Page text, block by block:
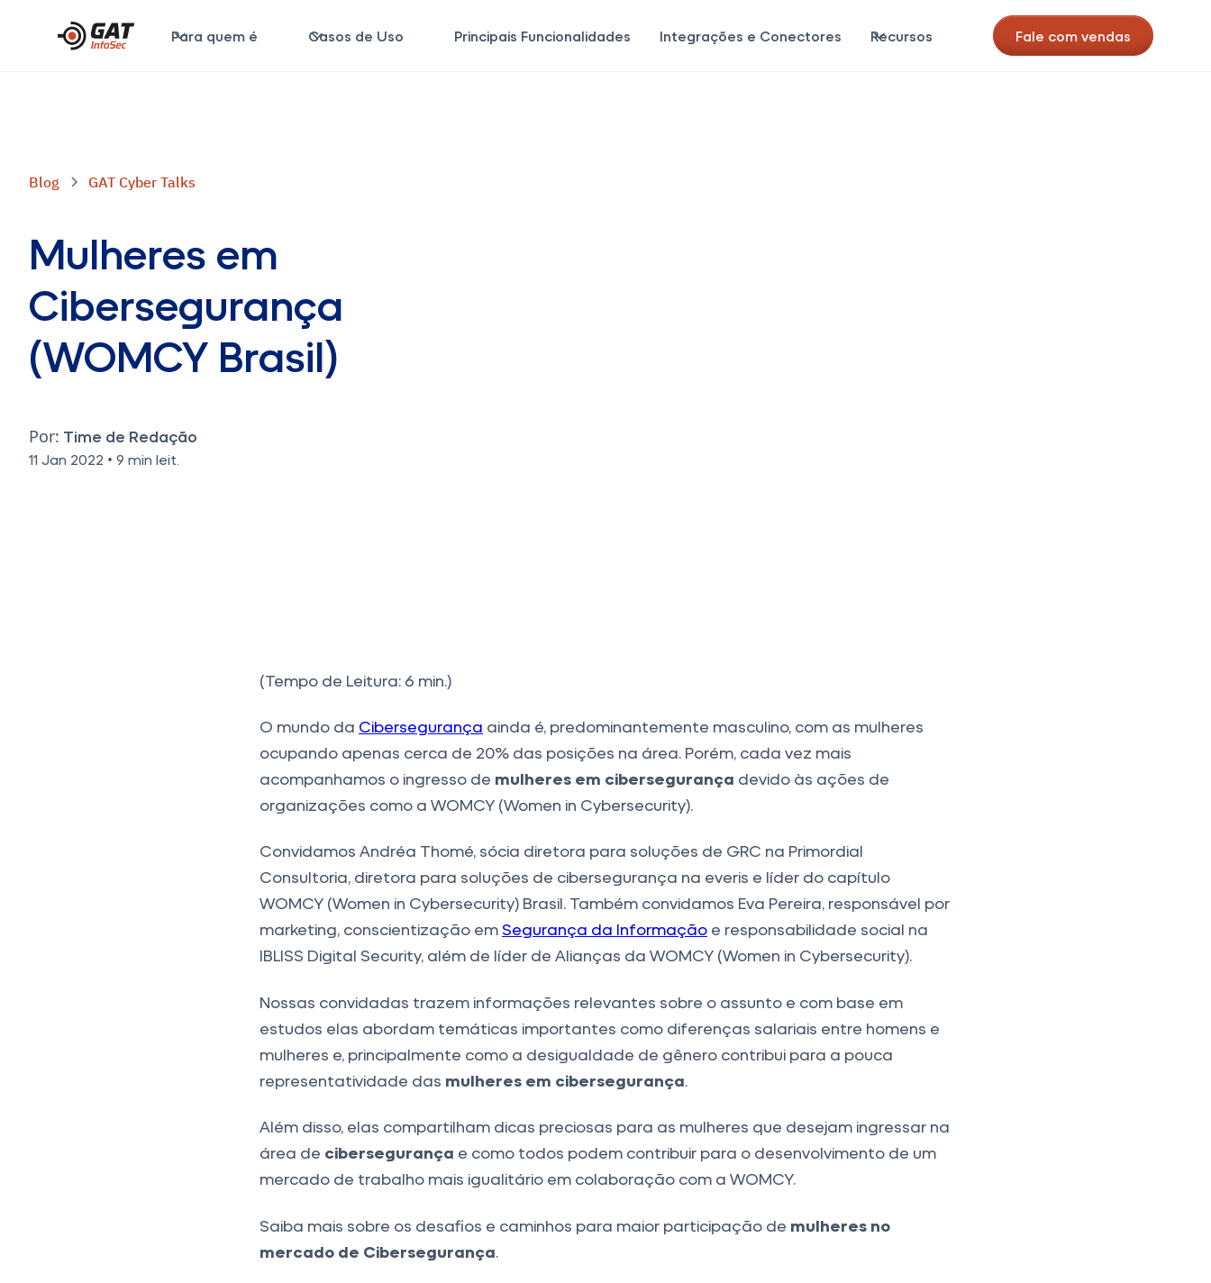
Para quem é Casos de Uso Principais Funcionalidades Integrações e Conectores Recursos Fale com vendas
Blog GAT Cyber Talks
Mulheres em
Cibersegurança
(WOMCY Brasil)
Por: Time de Redação
11 Jan 2022 • 9 min leit.
(Tempo de Leitura: 6 min.)
O mundo da Cibersegurança ainda é, predominantemente masculino, com as mulheres
ocupando apenas cerca de 20% das posições na área. Porém, cada vez mais
acompanhamos o ingresso de mulheres em cibersegurança devido às ações de
organizações como a WOMCY (Women in Cybersecurity).
Convidamos Andréa Thomé, sócia diretora para soluções de GRC na Primordial
Consultoria, diretora para soluções de cibersegurança na everis e líder do capítulo
WOMCY (Women in Cybersecurity) Brasil. Também convidamos Eva Pereira, responsável por
marketing, conscientização em Segurança da Informação e responsabilidade social na
IBLISS Digital Security, além de líder de Alianças da WOMCY (Women in Cybersecurity).
Nossas convidadas trazem informações relevantes sobre o assunto e com base em
estudos elas abordam temáticas importantes como diferenças salariais entre homens e
mulheres e, principalmente como a desigualdade de gênero contribui para a pouca
representatividade das mulheres em cibersegurança.
Além disso, elas compartilham dicas preciosas para as mulheres que desejam ingressar na
área de cibersegurança e como todos podem contribuir para o desenvolvimento de um
mercado de trabalho mais igualitário em colaboração com a WOMCY.
Saiba mais sobre os desafios e caminhos para maior participação de mulheres no
mercado de Cibersegurança.